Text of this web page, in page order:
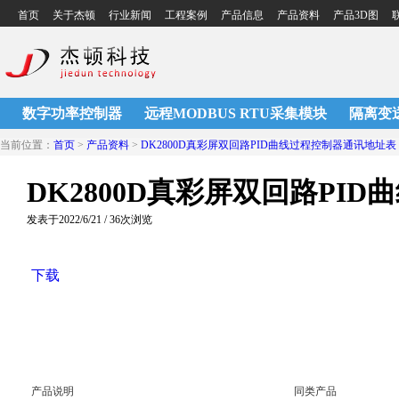
首页 关于杰顿 行业新闻 工程案例 产品信息 产品资料 产品3D图
数字功率控制器 远程MODBUS RTU采集模块 隔离变
当前位置： 首页 > 产品资料 > DK2800D真彩屏双回路PID曲线过程控制器通讯地址表
DK2800D真彩屏双回路PID
发表于2022/6/21 / 36次浏览
下载
产品说明 同类产品